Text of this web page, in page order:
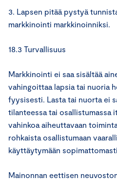
3. Lapsen pitää pystyä
markkinointi markkinoinniksi.
18.3 Turvallisuus
Markkinointi ei saa sisältää
vahingoittaa lapsia tai nuoria
fyysisesti. Lasta tai nuorta ei
tilanteessa tai osallistumassa
vahinkoa aiheuttavaan
rohkaista osallistumaan
käyttäytymään
Mainonnan eettisen